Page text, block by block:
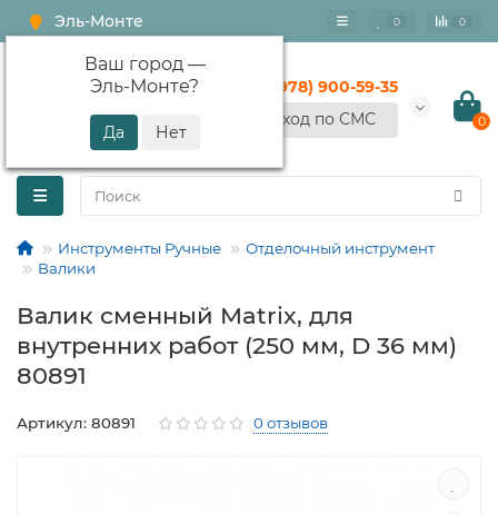
Эль-Монте
Ваш город —
Эль-Монте?
0 0
+7 (978) 900-59-35
Вход по СМС
0
Инструменты Ручные
Отделочный инструмент
Валики
Валик сменный Matrix, для
внутренних работ (250 мм, D 36 мм)
80891
Артикул: 80891 0 отзывов